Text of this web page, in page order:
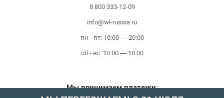
8 800 333-12-09
info@wl-russia.ru
пн - пт: 10:00 — 20:00
сб - вс: 10:00 — 18:00
Мы принимаем платежи: